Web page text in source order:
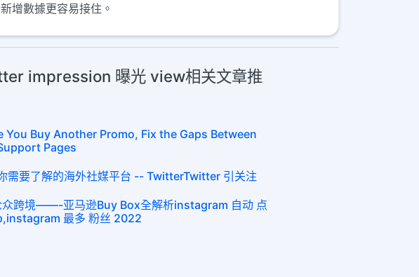
增數據更容易接住。
impression 曝光 view相关文章推
You Buy Another Promo, Fix the Gaps Between
Pages
需要了解的海外社媒平台 -- TwitterTwitter 引关注
众跨境——-亚马逊Buy Box全解析instagram 自动 点
最多 粉丝 2022